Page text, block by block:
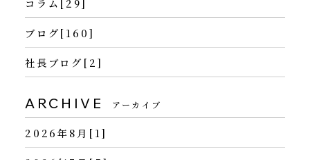
コラム[29]
ブログ[160]
社長ブログ[2]
ARCHIVE アーカイブ
2026年8月[1]